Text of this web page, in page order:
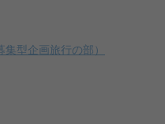
型企画旅行の部）